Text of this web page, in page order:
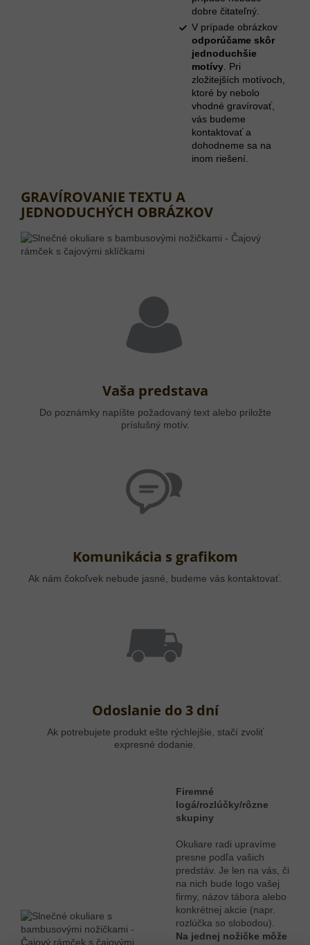
dobre čitateľný.
V prípade obrázkov
odporúčame skôr
jednoduchšie
motívy . Pri
zložitejších motívoch,
ktoré by nebolo
vhodné gravírovať,
vás budeme
kontaktovať a
dohodneme sa na
inom riešení.
GRAVÍROVANIE TEXTU A
JEDNODUCHÝCH OBRÁZKOV
Vaša predstava
Do poznámky napíšte požadovaný text alebo priložte
príslušný motív.
Komunikácia s grafikom
Ak nám čokoľvek nebude jasné, budeme vás kontaktovať.
Odoslanie do 3 dní
Ak potrebujete produkt ešte rýchlejšie, stačí zvoliť
expresné dodanie.
Firemné
logá/rozlúčky/rôzne
skupiny
Okuliare radi upravíme
presne podľa vašich
predstáv. Je len na vás, či
na nich bude logo vašej
firmy, názov tábora alebo
konkrétnej akcie (napr.
rozlúčka so slobodou).
Na jednej nožičke môže